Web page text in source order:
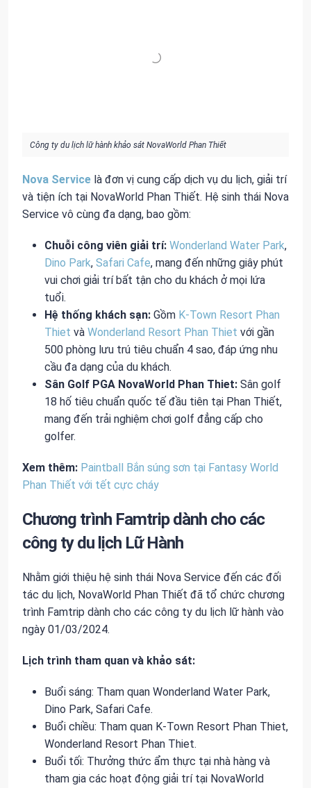
Công ty du lịch lữ hành khảo sát NovaWorld Phan Thiết
Nova Service là đơn vị cung cấp dịch vụ du lịch, giải trí
và tiện ích tại NovaWorld Phan Thiết. Hệ sinh thái Nova
Service vô cùng đa dạng, bao gồm:
Chuỗi công viên giải trí: Wonderland Water Park,
Dino Park, Safari Cafe, mang đến những giây phút
vui chơi giải trí bất tận cho du khách ở mọi lứa
tuổi.
Hệ thống khách sạn: Gồm K-Town Resort Phan
Thiet và Wonderland Resort Phan Thiet với gần
500 phòng lưu trú tiêu chuẩn 4 sao, đáp ứng nhu
cầu đa dạng của du khách.
Sân Golf PGA NovaWorld Phan Thiet: Sân golf
18 hố tiêu chuẩn quốc tế đầu tiên tại Phan Thiết,
mang đến trải nghiệm chơi golf đẳng cấp cho
golfer.
Xem thêm: Paintball Bắn súng sơn tại Fantasy World
Phan Thiết với tết cực cháy
Chương trình Famtrip dành cho các
công ty du lịch Lữ Hành
Nhằm giới thiệu hệ sinh thái Nova Service đến các đối
tác du lịch, NovaWorld Phan Thiết đã tổ chức chương
trình Famtrip dành cho các công ty du lịch lữ hành vào
ngày 01/03/2024.
Lịch trình tham quan và khảo sát:
Buổi sáng: Tham quan Wonderland Water Park,
Dino Park, Safari Cafe.
Buổi chiều: Tham quan K-Town Resort Phan Thiet,
Wonderland Resort Phan Thiet.
Buổi tối: Thưởng thức ẩm thực tại nhà hàng và
tham gia các hoạt động giải trí tại NovaWorld